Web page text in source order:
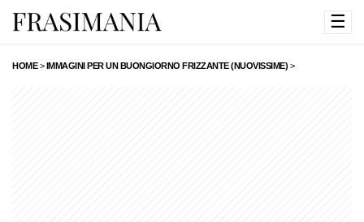
☰
HOME>IMMAGINI PER UN BUONGIORNO FRIZZANTE (NUOVISSIME) >